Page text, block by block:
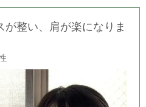
が整い、肩が楽になりま